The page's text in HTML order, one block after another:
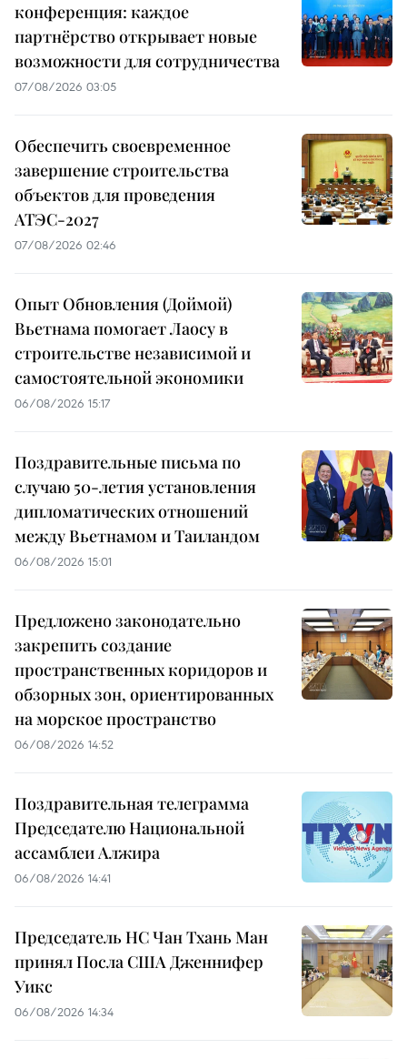
конференция: каждое
партнёрство открывает новые
возможности для сотрудничества
07/08/2026 03:05
Обеспечить своевременное
завершение строительства
объектов для проведения
АТЭС-2027
07/08/2026 02:46
Опыт Обновления (Доймой)
Вьетнама помогает Лаосу в
строительстве независимой и
самостоятельной экономики
06/08/2026 15:17
Поздравительные письма по
случаю 50-летия установления
дипломатических отношений
между Вьетнамом и Таиландом
06/08/2026 15:01
Предложено законодательно
закрепить создание
пространственных коридоров и
обзорных зон, ориентированных
на морское пространство
06/08/2026 14:52
Поздравительная телеграмма
Председателю Национальной
ассамблеи Алжира
06/08/2026 14:41
Председатель НС Чан Тхань Ман
принял Посла США Дженнифер
Уикс
06/08/2026 14:34